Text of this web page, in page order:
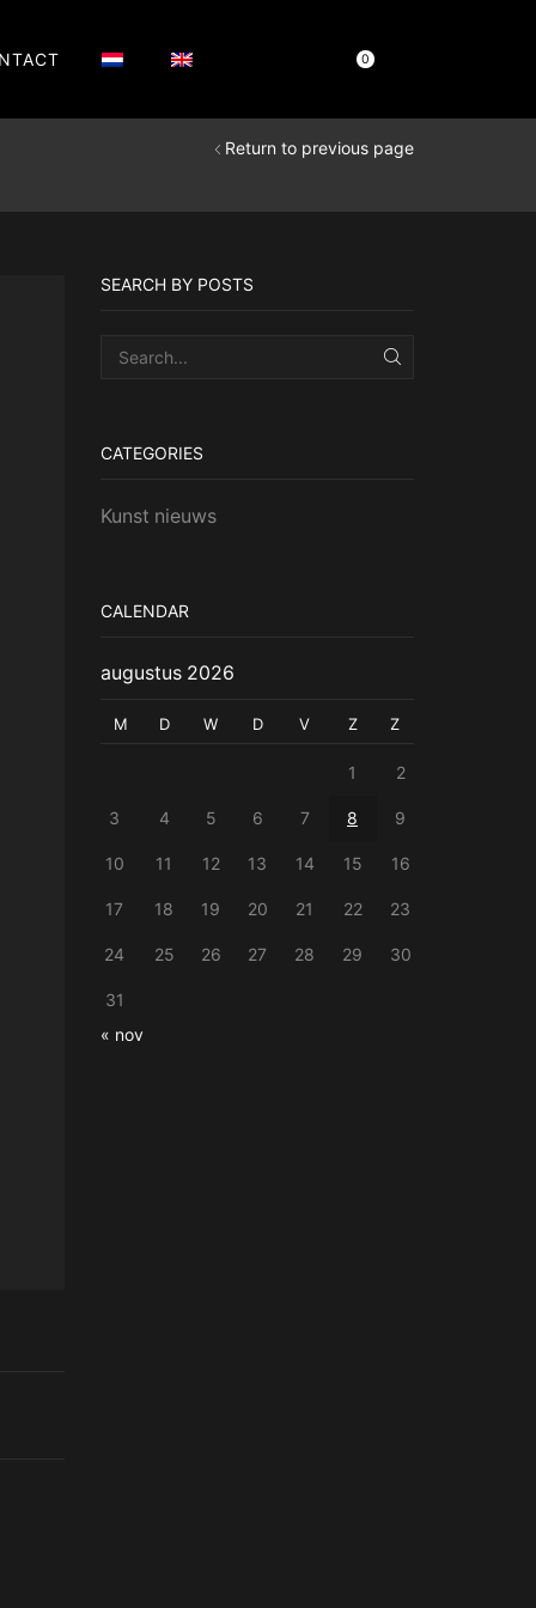
0
Return to previous page
SEARCH BY POSTS
SEARCH
CATEGORIES
Kunst nieuws
CALENDAR
augustus 2026
M D W D V Z Z
1 2
3 4 5 6 7 8 9
10 11 12 13 14 15 16
17 18 19 20 21 22 23
24 25 26 27 28 29 30
31
« nov